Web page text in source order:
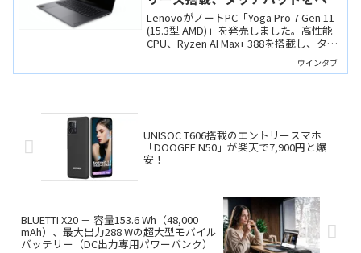
タブレットとして使えるクリエイ
ター向けノート
LenovoがノートPC「Yoga Pro 7 Gen 11
(15.3型 AMD)」を発売しました。高性能
CPU、Ryzen AI Max+ 388を搭載し、タッ
チパッドを「板タブ」のようにペン入力
に使える画期的なクリエイター向けノー
ウインタブ
UNISOC T606搭載のエントリースマホ
「DOOGEE N50」が楽天で7,900円と爆
安！
BLUETTI X20 － 容量153.6 Wh（48,000
mAh）、最大出力288 Wの超大型モバイル
バッテリー（DC出力専用パワーバンク）